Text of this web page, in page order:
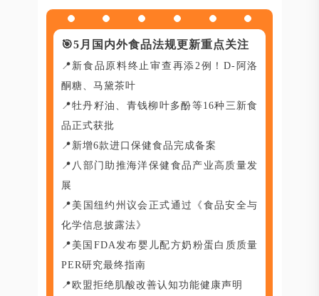
🎯5月国内外食品法规更新重点关注
📍新食品原料终止审查再添2例！D-阿洛
酮糖、马黛茶叶
📍牡丹籽油、青钱柳叶多酚等16种三新食
品正式获批
📍新增6款进口保健食品完成备案
📍八部门助推海洋保健食品产业高质量发
展
📍美国纽约州议会正式通过《食品安全与
化学信息披露法》
📍美国FDA发布婴儿配方奶粉蛋白质质量
PER研究最终指南
📍欧盟拒绝肌酸改善认知功能健康声明